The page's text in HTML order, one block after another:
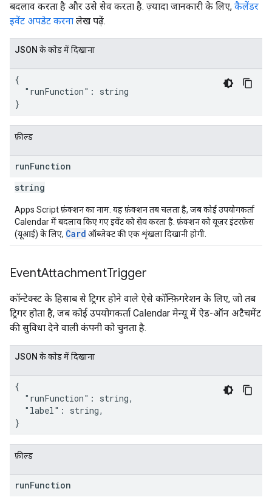
बदलाव करता है और उसे सेव करता है. ज़्यादा जानकारी के लिए, कैलेंडर
इवेंट अपडेट करना लेख पढ़ें.
JSON के काेड में दिखाना
{
  "runFunction": string
}
फ़ील्ड
runFunction
string
Apps Script फ़ंक्शन का नाम. यह फ़ंक्शन तब चलता है, जब कोई उपयोगकर्ता
Calendar में बदलाव किए गए इवेंट को सेव करता है. फ़ंक्शन को यूज़र इंटरफ़ेस
(यूआई) के लिए, Card ऑब्जेक्ट की एक शृंखला दिखानी होगी.
EventAttachmentTrigger
कॉन्टेक्स्ट के हिसाब से ट्रिगर होने वाले ऐसे कॉन्फ़िगरेशन के लिए, जो तब
ट्रिगर होता है, जब कोई उपयोगकर्ता Calendar मेन्यू में ऐड-ऑन अटैचमेंट
की सुविधा देने वाली कंपनी को चुनता है.
JSON के काेड में दिखाना
{
  "runFunction": string,
  "label": string,
}
फ़ील्ड
runFunction